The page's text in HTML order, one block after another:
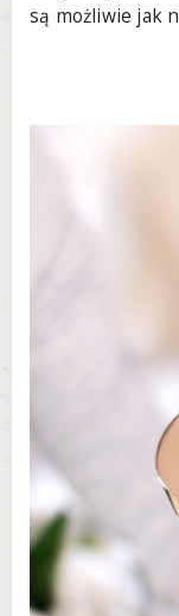
są możliwie jak